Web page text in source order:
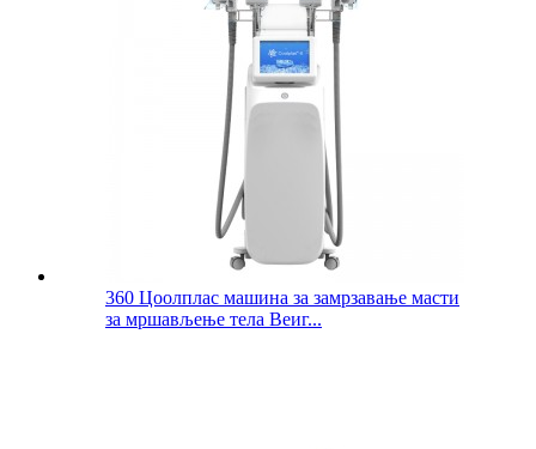
360 Цоолплас машина за замрзавање масти
за мршављење тела Веиг...